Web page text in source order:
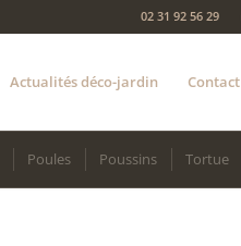
02 31 92 56 29
Actualités déco-jardin Contact
Poules Poussins Tortue